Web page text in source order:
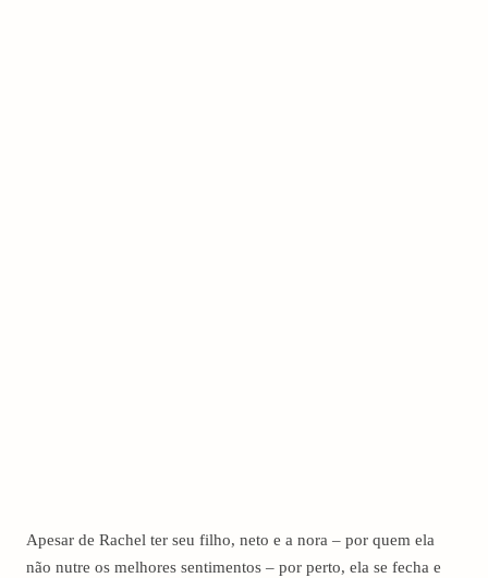
Apesar de Rachel ter seu filho, neto e a nora – por quem ela
não nutre os melhores sentimentos – por perto, ela se fecha e